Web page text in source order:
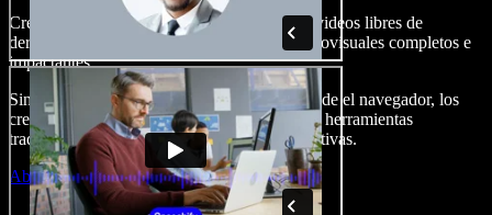
Crea locuciones, agrega imágenes, audios y videos libres de
derechos, clona tu voz y arma proyectos audiovisuales completos e
impactantes.
Sin curva de aprendizaje y todo accesible desde el navegador, los
creadores de contenido pueden dejar atrás las herramientas
tradicionales y dar vida a todas sus ideas creativas.
Abrir Studio